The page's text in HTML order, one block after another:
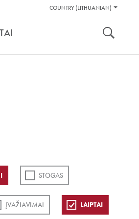
Pagalbos
COUNTRY (LITHUANIAN)
STOGAS
ĮVAŽIAVIMAI LAIPTAI